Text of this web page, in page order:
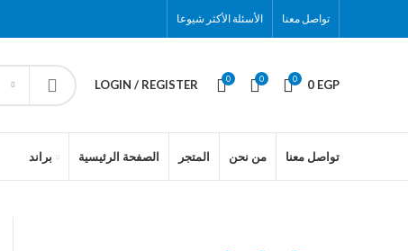
الأسئلة الأكثر شيوعا تواصل معنا
LOGIN / REGISTER 0 0 0 0 EGP
براند الصفحة الرئيسية المتجر من نحن تواصل معنا